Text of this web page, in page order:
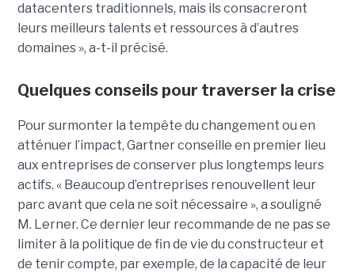
datacenters traditionnels, mais ils consacreront
leurs meilleurs talents et ressources à d’autres
domaines », a-t-il précisé.
Quelques conseils pour traverser la crise
Pour surmonter la tempête du changement ou en
atténuer l’impact, Gartner conseille en premier lieu
aux entreprises de conserver plus longtemps leurs
actifs. « Beaucoup d’entreprises renouvellent leur
parc avant que cela ne soit nécessaire », a souligné
M. Lerner. Ce dernier leur recommande de ne pas se
limiter à la politique de fin de vie du constructeur et
de tenir compte, par exemple, de la capacité de leur